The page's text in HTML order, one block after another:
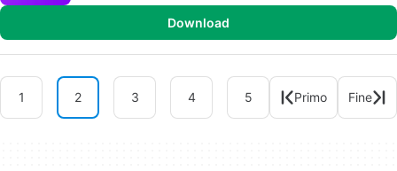
Download
1 2 3 4 5 Primo Fine